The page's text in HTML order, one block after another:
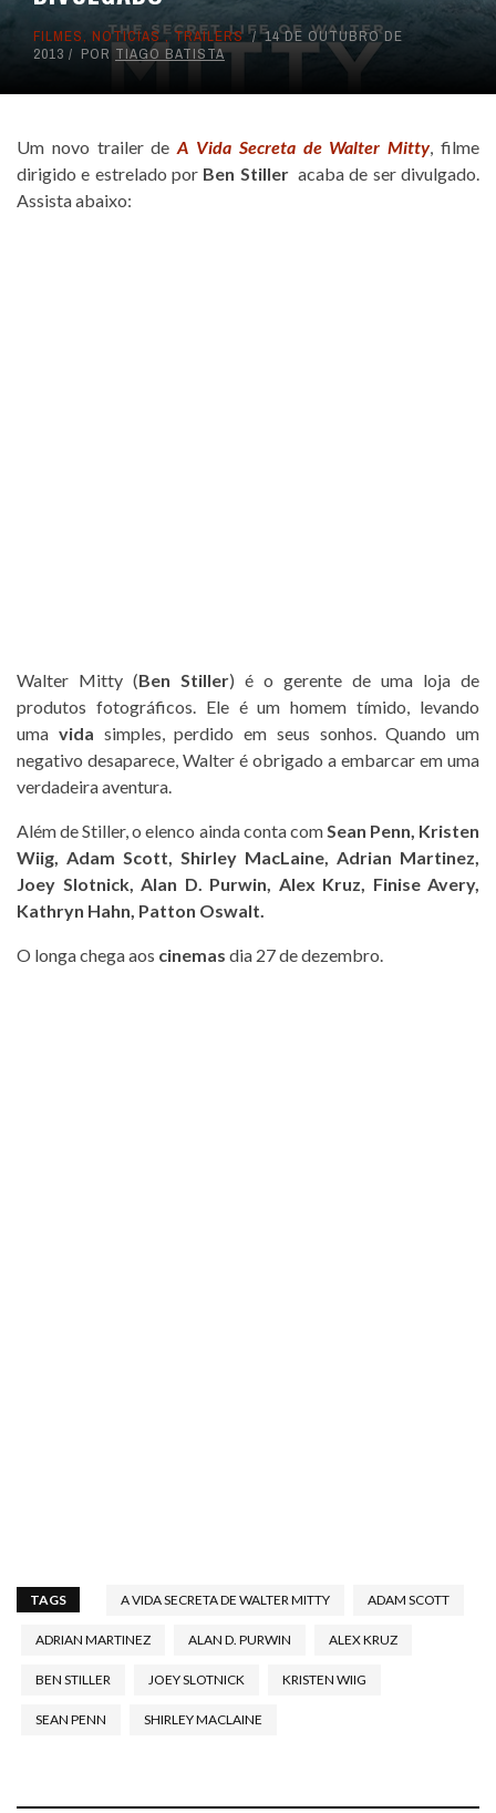
FILMES, NOTICIAS ,TRAILERS
14 DE OUTUBRO DE
2013
POR TIAGO BATISTA
Um novo trailer de A Vida Secreta de Walter Mitty, filme
dirigido e estrelado por Ben Stilleracaba de ser divulgado.
Assista abaixo:
Walter Mitty (Ben Stiller) é o gerente de uma loja de
produtos fotográficos. Ele é um homem tímido, levando
uma vida simples, perdido em seus sonhos. Quando um
negativo desaparece, Walter é obrigado a embarcar em uma
verdadeira aventura.
Além de Stiller, o elenco ainda conta comSean Penn, Kristen
Wiig, Adam Scott, Shirley MacLaine, Adrian Martinez,
Joey Slotnick, Alan D. Purwin, Alex Kruz, Finise Avery,
Kathryn Hahn, Patton Oswalt.
O longa chega aos cinemas dia 27 de dezembro.
TAGS A VIDA SECRETA DE WALTER MITTY ADAM SCOTT
ADRIAN MARTINEZ ALAN D. PURWIN ALEX KRUZ
BEN STILLER JOEY SLOTNICK KRISTEN WIIG
SEAN PENN SHIRLEY MACLAINE